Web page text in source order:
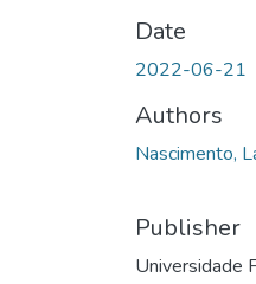
Date
2022-06-21
Authors
Nascimento,
Publisher
Universidade